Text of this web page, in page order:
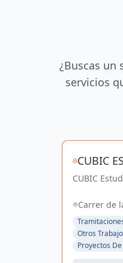
¿Buscas un
servicios
CUBIC
S.L.
CUBIC
14 años
Ingeniería
trayectoria
Carrer de
Barcelona,
Otros
Proyectos